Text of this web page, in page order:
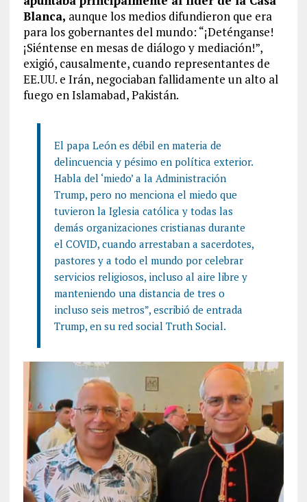
Blanca, aunque los medios difundieron que era
para los gobernantes del mundo: “¡Deténganse!
¡Siéntense en mesas de diálogo y mediación!”,
exigió, causalmente, cuando representantes de
EE.UU. e Irán, negociaban fallidamente un alto al
fuego en Islamabad, Pakistán.
El papa León es débil en materia de
delincuencia y pésimo en política exterior.
Habla del ‘miedo’ a la Administración
Trump, pero no menciona el miedo que
tuvieron la Iglesia católica y todas las
demás organizaciones cristianas durante
el COVID, cuando arrestaban a sacerdotes,
pastores y a todo el mundo por celebrar
servicios religiosos, incluso al aire libre y
manteniendo una distancia de tres o
incluso seis metros”, escribió de entrada
Trump, en su red social Truth Social.